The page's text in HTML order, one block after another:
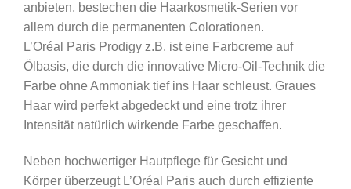
anbieten, bestechen die Haarkosmetik-Serien vor
allem durch die permanenten Colorationen.
L’Oréal Paris Prodigy z.B. ist eine Farbcreme auf
Ölbasis, die durch die innovative Micro-Oil-Technik die
Farbe ohne Ammoniak tief ins Haar schleust. Graues
Haar wird perfekt abgedeckt und eine trotz ihrer
Intensität natürlich wirkende Farbe geschaffen.
Neben hochwertiger Hautpflege für Gesicht und
Körper überzeugt L’Oréal Paris auch durch effiziente